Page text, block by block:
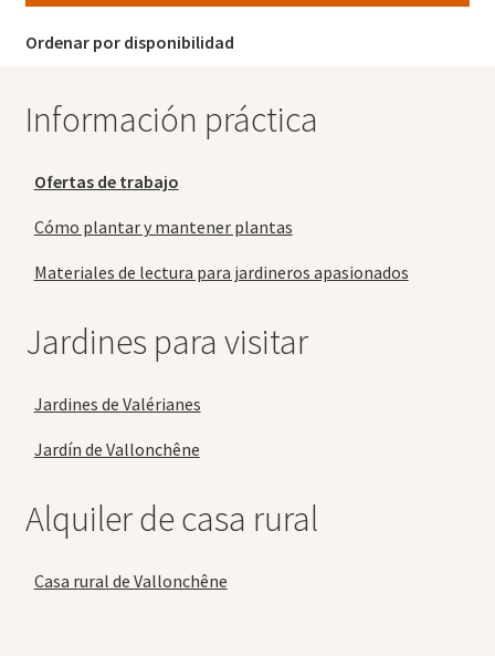
Ordenar por disponibilidad
Información práctica
Ofertas de trabajo
Cómo plantar y mantener plantas
Materiales de lectura para jardineros apasionados
Jardines para visitar
Jardines de Valérianes
Jardín de Vallonchêne
Alquiler de casa rural
Casa rural de Vallonchêne